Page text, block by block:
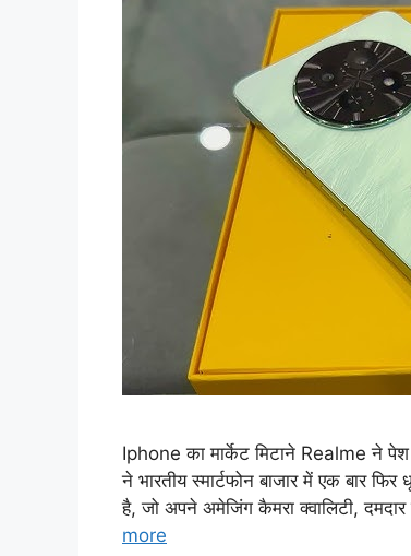
Iphone का मार्केट मिटाने Realme ने
ने भारतीय स्मार्टफोन बाजार में एक बार
है, जो अपने अमेजिंग कैमरा क्वालिटी,
more